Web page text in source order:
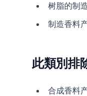
树脂的制
制造香料
此類別排
合成香料